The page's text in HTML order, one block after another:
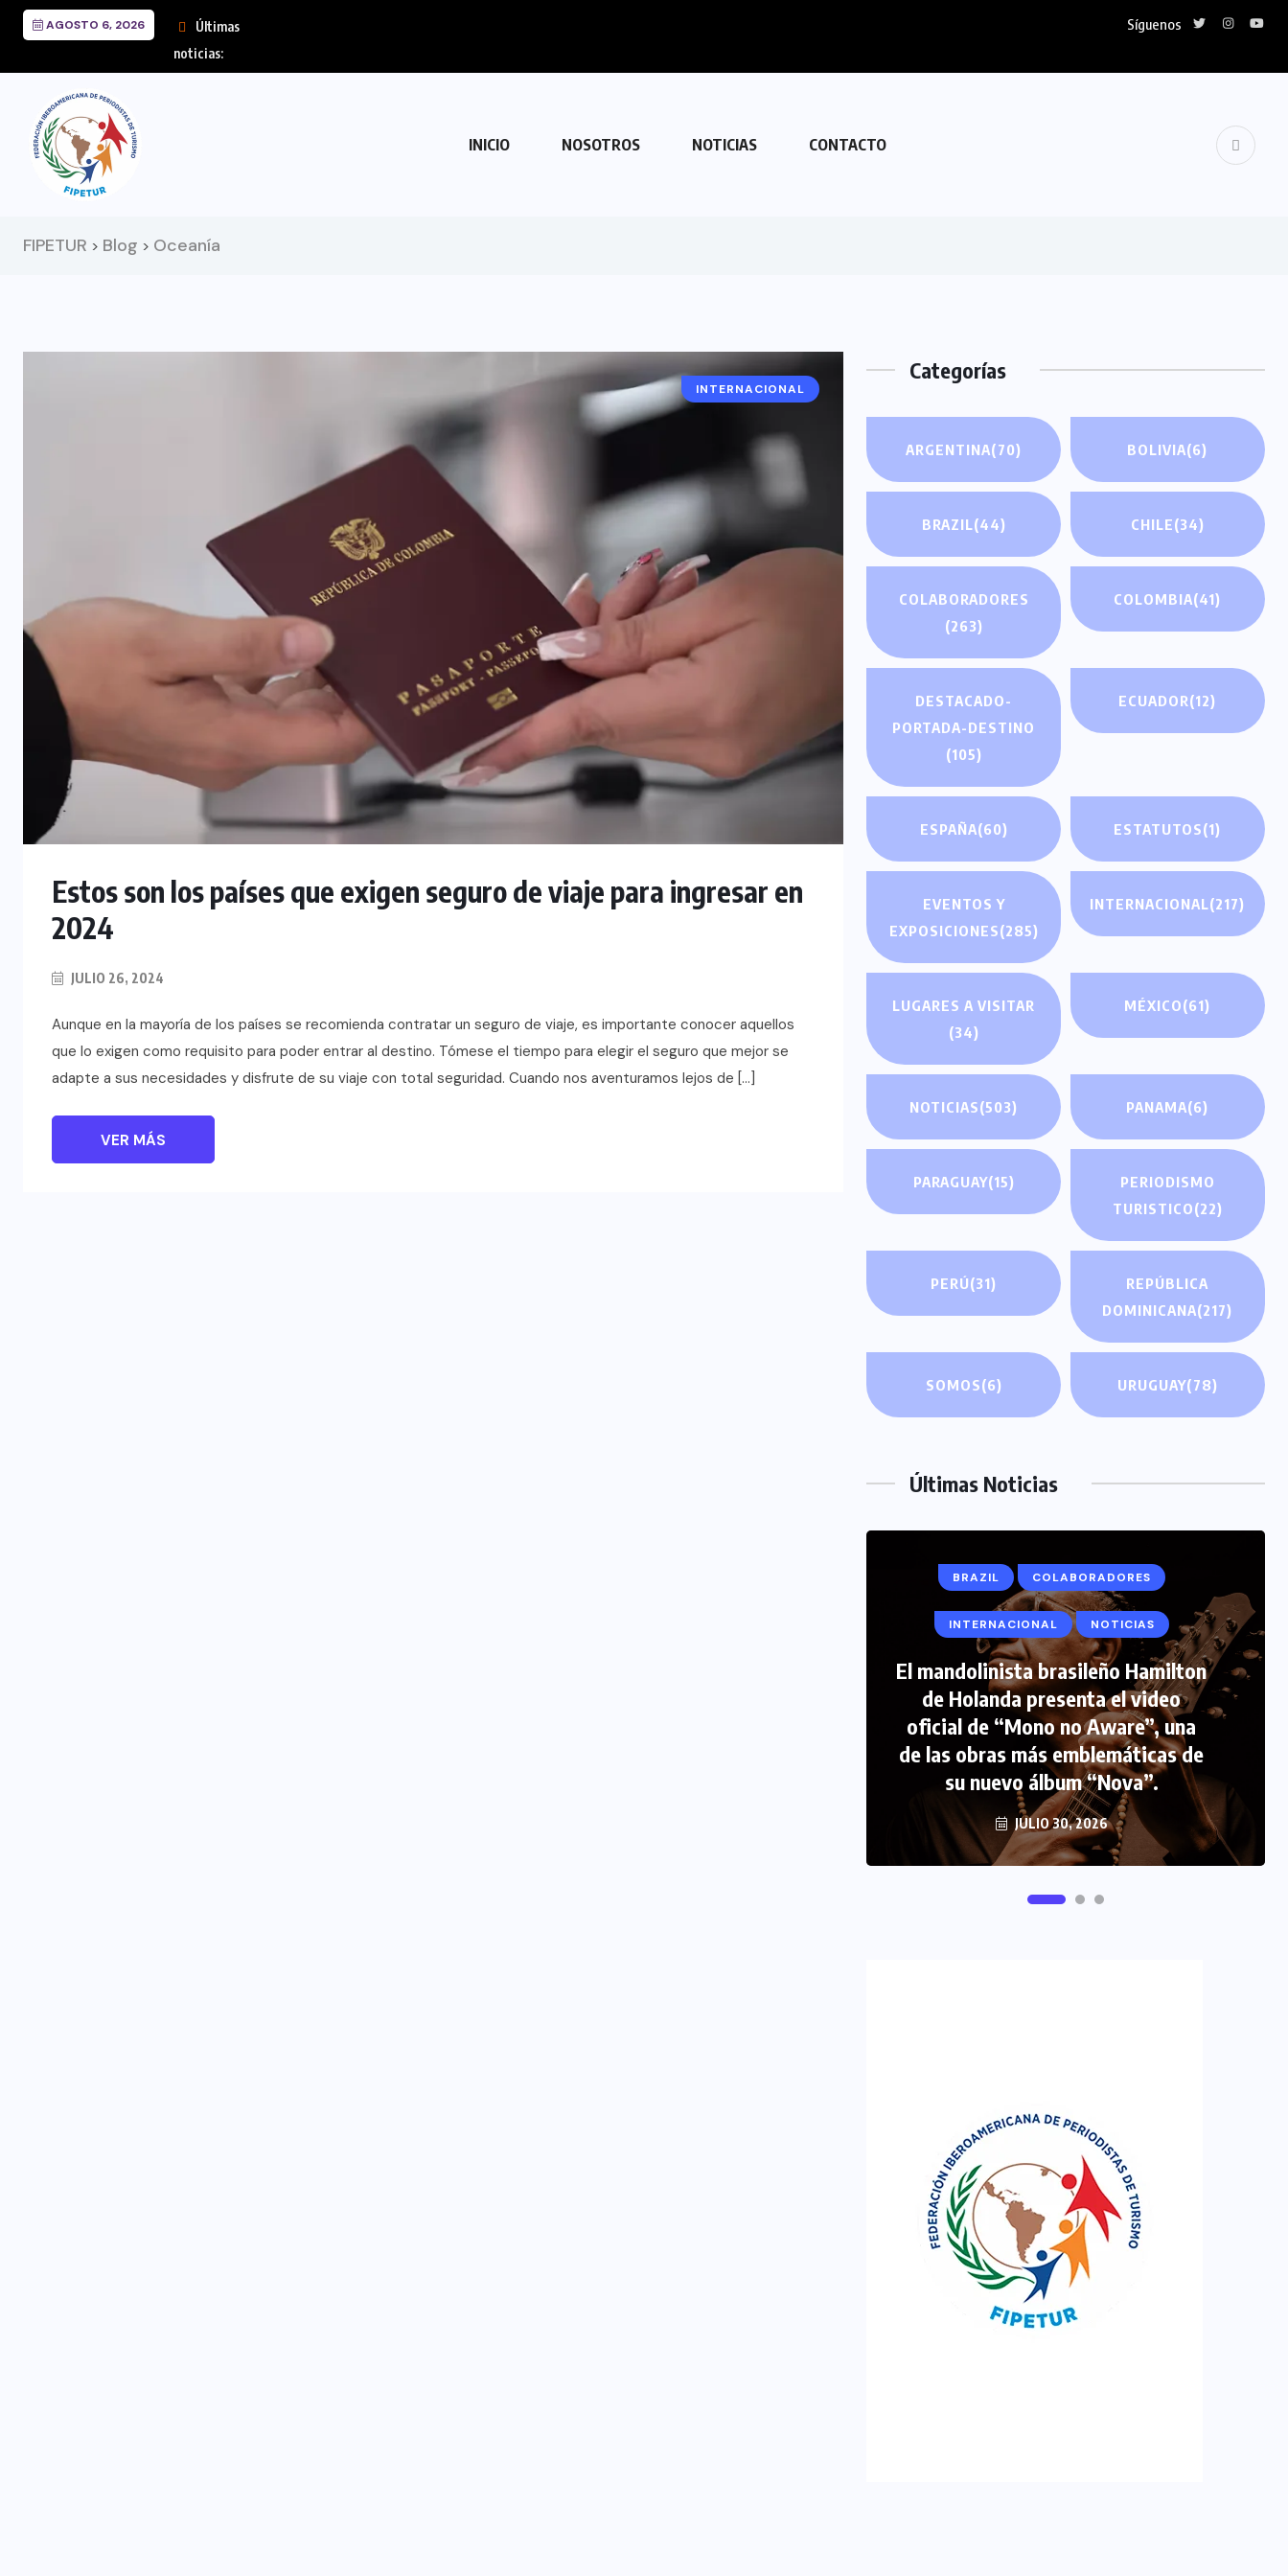
AGOSTO 6, 2026
Últimas
noticias:
Síguenos
INICIO NOSOTROS NOTICIAS CONTACTO
FIPETUR > Blog > Oceanía
INTERNACIONAL
Estos son los países que exigen seguro de viaje para ingresar en
2024
JULIO 26, 2024
Aunque en la mayoría de los países se recomienda contratar un seguro de viaje, es importante conocer aquellos
que lo exigen como requisito para poder entrar al destino. Tómese el tiempo para elegir el seguro que mejor se
adapte a sus necesidades y disfrute de su viaje con total seguridad. Cuando nos aventuramos lejos de […]
VER MÁS
Categorías
ARGENTINA(70) BOLIVIA(6)
BRAZIL(44) CHILE(34)
COLABORADORES
(263)
COLOMBIA(41)
DESTACADO-
PORTADA-DESTINO
(105)
ECUADOR(12)
ESPAÑA(60) ESTATUTOS(1)
EVENTOS Y
EXPOSICIONES(285)
INTERNACIONAL(217)
LUGARES A VISITAR
(34)
MÉXICO(61)
NOTICIAS(503) PANAMA(6)
PARAGUAY(15)
PERIODISMO
TURISTICO(22)
PERÚ(31)
REPÚBLICA
DOMINICANA(217)
SOMOS(6) URUGUAY(78)
Últimas Noticias
BRAZIL COLABORADORES
INTERNACIONAL NOTICIAS
El mandolinista brasileño Hamilton
de Holanda presenta el video
oficial de “Mono no Aware”, una
de las obras más emblemáticas de
su nuevo álbum “Nova”.
JULIO 30, 2026
COLABORADORES INTERNACIONAL
NOTICIAS PERIODISMO TURISTICO
FIPETUR se solidariza con
Venezuela
JUNIO 29, 2026